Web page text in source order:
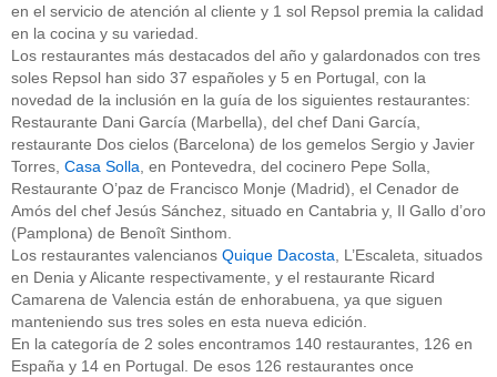
en el servicio de atención al cliente y 1 sol Repsol premia la calidad
en la cocina y su variedad.
Los restaurantes más destacados del año y galardonados con tres
soles Repsol han sido 37 españoles y 5 en Portugal, con la
novedad de la inclusión en la guía de los siguientes restaurantes:
Restaurante Dani García (Marbella), del chef Dani García,
restaurante Dos cielos (Barcelona) de los gemelos Sergio y Javier
Torres, Casa Solla , en Pontevedra, del cocinero Pepe Solla,
Restaurante O’paz de Francisco Monje (Madrid), el Cenador de
Amós del chef Jesús Sánchez, situado en Cantabria y, Il Gallo d’oro
(Pamplona) de Benoît Sinthom.
Los restaurantes valencianos Quique Dacosta , L’Escaleta, situados
en Denia y Alicante respectivamente, y el restaurante Ricard
Camarena de Valencia están de enhorabuena, ya que siguen
manteniendo sus tres soles en esta nueva edición.
En la categoría de 2 soles encontramos 140 restaurantes, 126 en
España y 14 en Portugal. De esos 126 restaurantes once